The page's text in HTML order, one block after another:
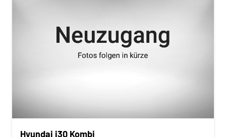
Hyundai i30 Kombi